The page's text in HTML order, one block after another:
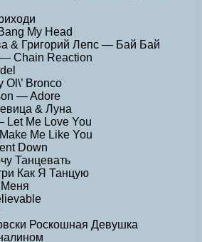
My Head
& Григорий Лепс — Бай Бай
Chain Reaction
Bronco
— Adore
& Луна
Me Love You
Me Like You
Down
Танцевать
Как Я Танцую
Роскошная Девушка